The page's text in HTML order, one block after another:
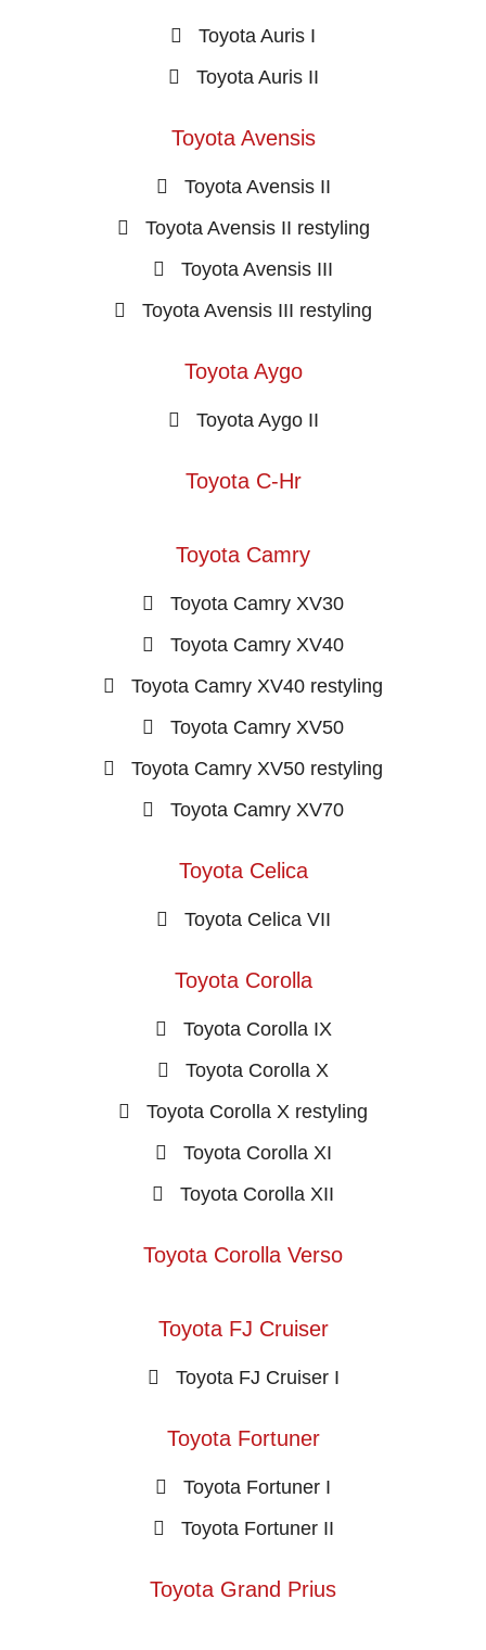
Toyota Auris I
Toyota Auris II
Toyota Avensis
Toyota Avensis II
Toyota Avensis II restyling
Toyota Avensis III
Toyota Avensis III restyling
Toyota Aygo
Toyota Aygo II
Toyota C-Hr
Toyota Camry
Toyota Camry XV30
Toyota Camry XV40
Toyota Camry XV40 restyling
Toyota Camry XV50
Toyota Camry XV50 restyling
Toyota Camry XV70
Toyota Celica
Toyota Celica VII
Toyota Corolla
Toyota Corolla IX
Toyota Corolla X
Toyota Corolla X restyling
Toyota Corolla XI
Toyota Corolla XII
Toyota Corolla Verso
Toyota FJ Cruiser
Toyota FJ Cruiser I
Toyota Fortuner
Toyota Fortuner I
Toyota Fortuner II
Toyota Grand Prius